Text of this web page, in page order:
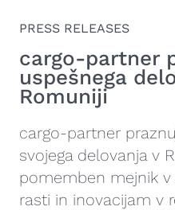
PRESS RELEASES
cargo-partner
uspešnega
Romuniji
cargo-partner
svojega delovanja v
pomemben mejnik
rasti in inovacijam v